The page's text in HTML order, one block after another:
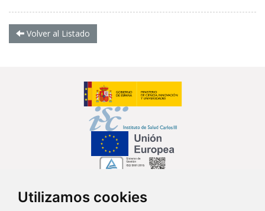
Utilizamos cookies
Volver al Listado
Síguenos en...